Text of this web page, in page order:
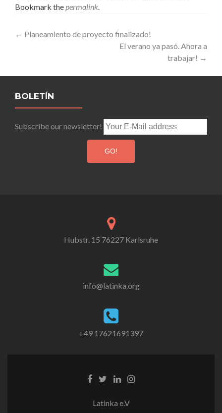
Bookmark thepermalink.
Post
← Planeamiento de proyecto finalizado!
El verano ya pasó. Ahora a
trabajar! →
BOLETÍN
Subscribe our newsletter!
Hubstr. 15 76227 Karlsruhe
info@latinka.org
+49 17621691397
Latinka e.V